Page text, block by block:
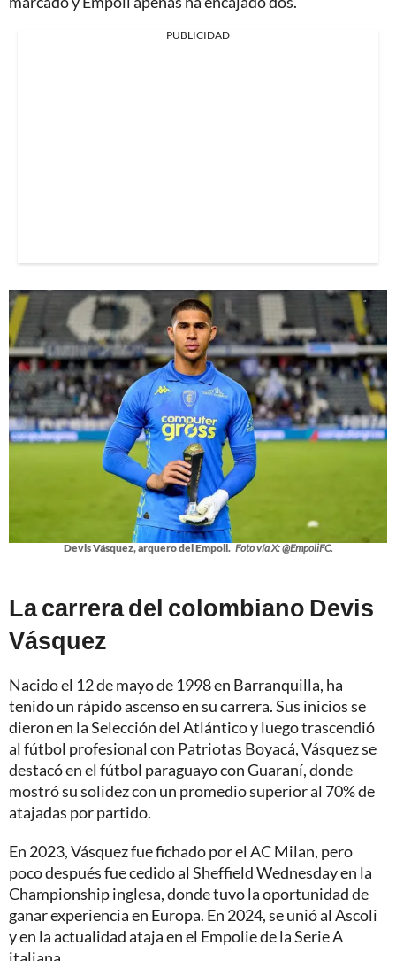
PUBLICIDAD
Devis Vásquez, arquero del Empoli. Foto vía X: @EmpoliFC.
La carrera del colombiano Devis
Vásquez
Nacido el 12 de mayo de 1998 en Barranquilla, ha
tenido un rápido ascenso en su carrera. Sus inicios se
dieron en la Selección del Atlántico y luego trascendió
al fútbol profesional con Patriotas Boyacá, Vásquez se
destacó en el fútbol paraguayo con Guaraní, donde
mostró su solidez con un promedio superior al 70% de
atajadas por partido.
En 2023, Vásquez fue fichado por el AC Milan, pero
poco después fue cedido al Sheffield Wednesday en la
Championship inglesa, donde tuvo la oportunidad de
ganar experiencia en Europa. En 2024, se unió al Ascoli
y en la actualidad ataja en el Empolie de la Serie A